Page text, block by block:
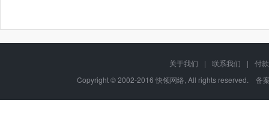
关于我们 | 联系我们 |
付
Copyright © 2002-2016 快领网络, All rights reserved. 备